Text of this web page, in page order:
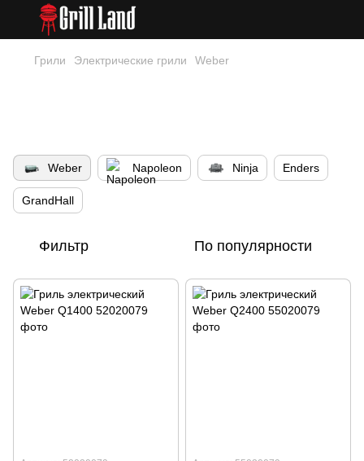
Грили Электрические грили Weber
Weber Napoleon Ninja Enders
GrandHall
Фильтр По популярности